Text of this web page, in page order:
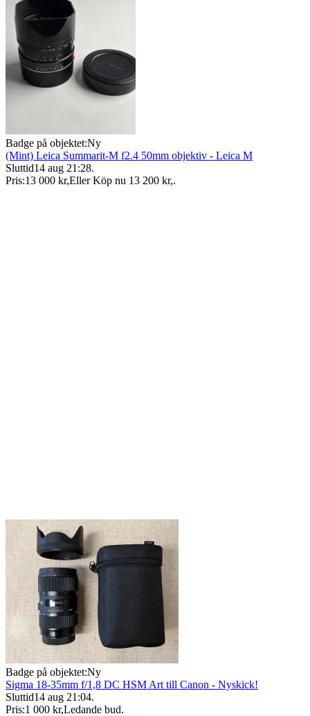
Badge på objektet:Ny
(Mint) Leica Summarit-M f2.4 50mm objektiv - Leica M
Sluttid14 aug 21:28.
Pris:13 000 kr,Eller Köp nu 13 200 kr,.
Badge på objektet:Ny
Sigma 18-35mm f/1,8 DC HSM Art till Canon - Nyskick!
Sluttid14 aug 21:04.
Pris:1 000 kr,Ledande bud.